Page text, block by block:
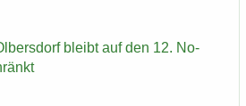
bleibt auf den 12. No­